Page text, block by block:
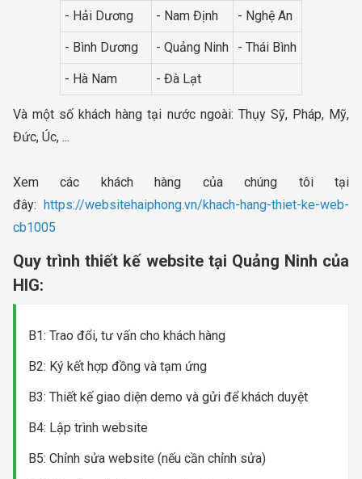
- Hải Dương - Nam Định - Nghệ An
- Bình Dương - Quảng Ninh - Thái Bình
- Hà Nam - Đà Lạt
Và một số khách hàng tại nước ngoài: Thụy Sỹ, Pháp, Mỹ,
Đức, Úc, ...
Xem các khách hàng của chúng tôi tại
đây: https://websitehaiphong.vn/khach-hang-thiet-ke-web-
cb1005
Quy trình thiết kế website tại Quảng Ninh của
HIG:
B1: Trao đổi, tư vấn cho khách hàng
B2: Ký kết hợp đồng và tạm ứng
B3: Thiết kế giao diện demo và gửi để khách duyệt
B4: Lập trình website
B5: Chỉnh sửa website (nếu cần chỉnh sửa)